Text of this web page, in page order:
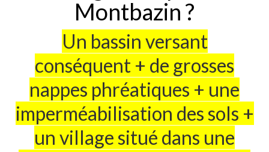
Un peu d’humour …
Tous ensemble ?
!
Burzet 29 mars !
Vendredi Saint
Le chemin de Croix
Montbazin ?
Un bassin versant
conséquent + de grosses
nappes phréatiques + une
imperméabilisation des sols +
un village situé dans une